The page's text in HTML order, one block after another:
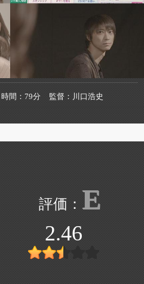
時間 79分 監督
川口浩史
E
2.46